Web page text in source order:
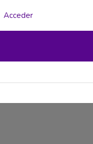
Acceder